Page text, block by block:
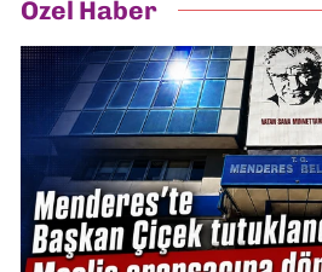
Özel Haber